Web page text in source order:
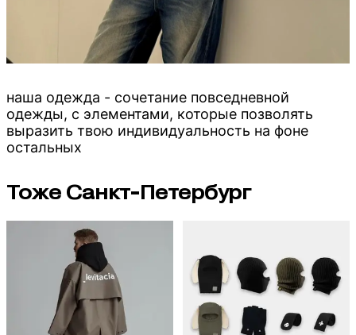
наша одежда - сочетание повседневной
одежды, c элементами, которые позволять
выразить твою индивидуальность на фоне
остальных
Тоже Санкт-Петербург